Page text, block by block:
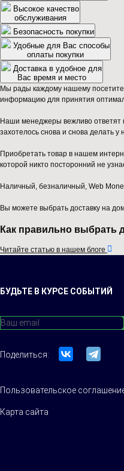
Высокое качество
обслуживания
Безопасность покупки
Удобные для Вас способы
оплаты покупки
Доставка в удобное для
Вас время и место
Мы рады каждому нашему
информацию для принятия
Наши менеджеры вежливо ответят
захотелось снова и снова делать у
Приобретать товар в нашем
которой никто посторонний не
Наличный, безналичный, Web
Вы можете выбрать доставку на
Как правильно выбрать
Читайте статью в нашем блоге 
БУДЬТЕ В КУРСЕ СОБЫТИЙ
Поделиться:
Пользовательское
Карта сайта